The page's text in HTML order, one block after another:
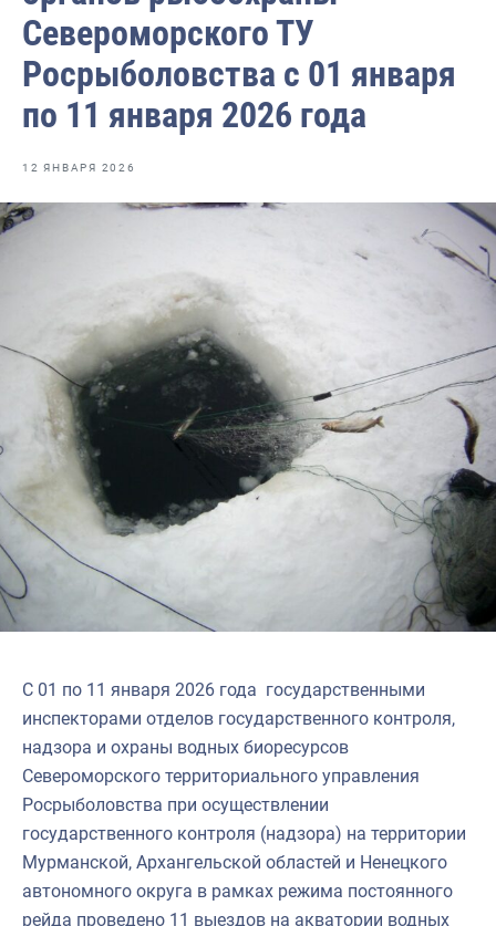
Волго-Каспийское
Восточно-Сибирское
Енисейское
Западно-Балтийское
Приморское
Сахалино-Курильское
Северо-Восточное
Северо-Западное
Северо-Кавказское
Североморское
Североморского ТУ
Росрыболовства с 01 января
по 11 января 2026 года
12 ЯНВАРЯ 2026
С 01 по 11 января 2026 года государственными
инспекторами отделов государственного контроля,
надзора и охраны водных биоресурсов
Североморского территориального управления
Росрыболовства при осуществлении
государственного контроля (надзора) на территории
Мурманской, Архангельской областей и Ненецкого
автономного округа в рамках режима постоянного
рейда проведено 11 выездов на акватории водных